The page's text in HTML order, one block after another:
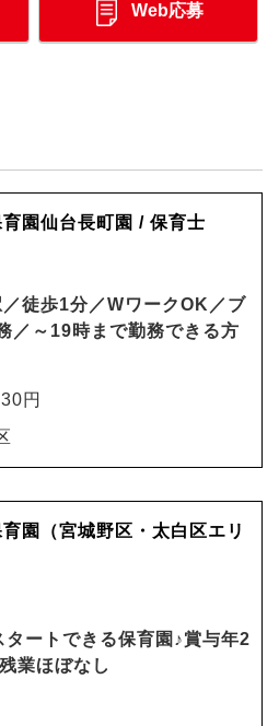
Web応募
園仙台長町園 / 保育士
徒歩1分／WワークOK／ブ
／～19時まで勤務できる方
円
園（宮城野区・太白区エリ
タートできる保育園♪賞与年2
業ほぼなし